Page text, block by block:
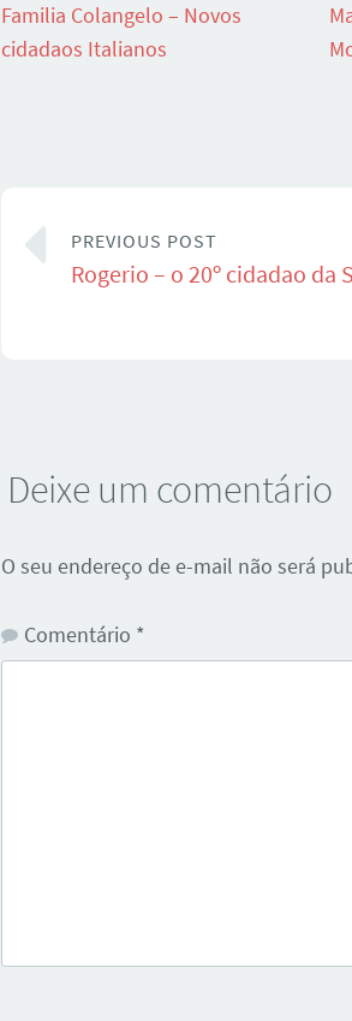
Familia Colangelo – Novos
cidadaos Italianos
PREVIOUS POST
Rogerio – o 20º cidadao da
Deixe um comentário
O seu endereço de e-mail não será
Comentário *